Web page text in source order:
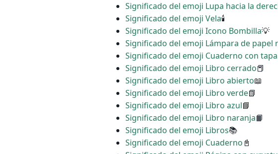
Significado del emoji Lupa hacia la
Significado del emoji Vela🕯
Significado del emoji Icono Bombilla💡
Significado del emoji Lámpara de papel
Significado del emoji Cuaderno con
Significado del emoji Libro cerrado📕
Significado del emoji Libro abierto📖
Significado del emoji Libro verde📗
Significado del emoji Libro azul📘
Significado del emoji Libro naranja📙
Significado del emoji Libros📚
Significado del emoji Cuaderno 📓